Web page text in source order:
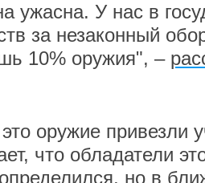
ужасна. У нас в
за незаконный
10% оружия", –
оружие привезли
что обладатели
определился, но в